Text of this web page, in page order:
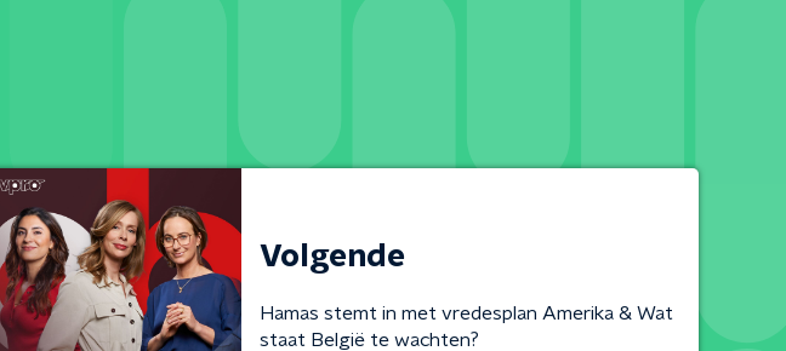
Volgende
Hamas stemt in met vredesplan Amerika & Wat
staat België te wachten?